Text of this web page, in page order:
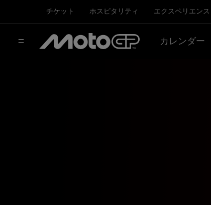
チケット ホスピタリティ エクスペリエンス
カレンダー